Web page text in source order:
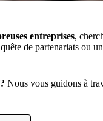
entreprises,
de partenariats ou
Nous vous guidons à